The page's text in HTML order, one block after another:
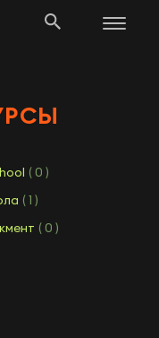
( 0 )
( 1 )
( 0 )